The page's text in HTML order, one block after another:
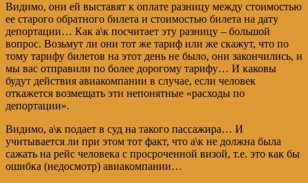
Видимо, они ей выставят к оплате разницу между стоимостью
ее старого обратного билета и стоимостью билета на дату
депортации… Как а\к посчитает эту разницу – большой
вопрос. Возьмут ли они тот же тариф или же скажут, что по
тому тарифу билетов на этот день не было, они закончились, и
мы вас отправили по более дорогому тарифу… И каковы
будут действия авиакомпании в случае, если человек
откажется возмещать эти непонятные «расходы по
депортации».
Видимо, а\к подает в суд на такого пассажира… И
учитывается ли при этом тот факт, что а\к не должна была
сажать на рейс человека с просроченной визой, т.е. это как бы
ошибка (недосмотр) авиакомпании…